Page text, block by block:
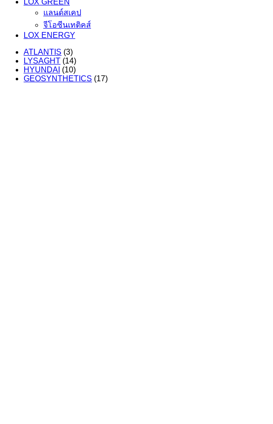
LOX GREEN
แลนด์สเคป
จีโอซีนเทติคส์
LOX ENERGY
ATLANTIS (3)
LYSAGHT (14)
HYUNDAI (10)
GEOSYNTHETICS (17)